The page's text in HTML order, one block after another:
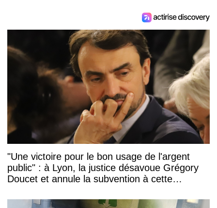
"Une victoire pour le bon usage de l'argent
public" : à Lyon, la justice désavoue Grégory
Doucet et annule la subvention à cette